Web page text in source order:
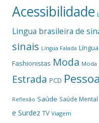
Acessibilidade
Lingua brasileira de
sinais Língua Falada Língua
Fashionistas Moda Moda
Estrada PCD
Reflexão Saúde Saúde Mental
e Surdez TV Viagem